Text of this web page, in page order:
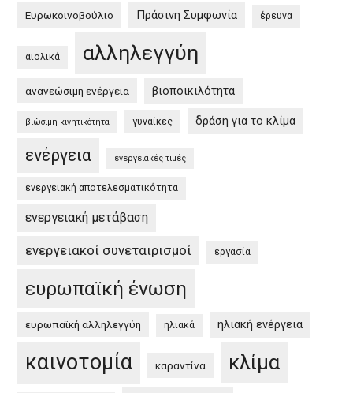
στην
και
Ελλάδα
Green
Green
Ευρωκοινοβούλιο Πράσινη Συμφωνία έρευνα
αιολικά αλληλεγγύη
ανανεώσιμη ενέργεια βιοποικιλότητα
βιώσιμη κινητικότητα γυναίκες δράση για το κλίμα
ενέργεια ενεργειακές τιμές
ενεργειακή αποτελεσματικότητα
ενεργειακή μετάβαση
ενεργειακοί συνεταιρισμοί εργασία
ευρωπαϊκή ένωση
ευρωπαϊκή αλληλεγγύη ηλιακά ηλιακή ενέργεια
καινοτομία καραντίνα κλίμα